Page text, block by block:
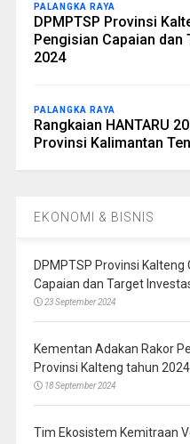
PALANGKA RAYA
DPMPTSP Provinsi
Pengisian Capaian dan
2024
PALANGKA RAYA
Rangkaian HANTARU
Provinsi Kalimantan
EKONOMI & BISNIS
DPMPTSP Provinsi
Capaian dan Target
23 September 2024
Kementan Adakan Rakor
Provinsi Kalteng tahun 2024
18 September 2024
Tim Ekosistem Kemitraan